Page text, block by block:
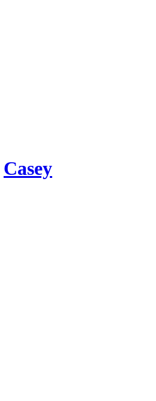
Casey